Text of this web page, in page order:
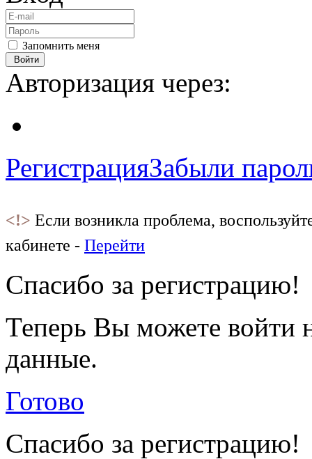
Запомнить меня
Войти
Авторизация через:
РегистрацияЗабыли
<!> Если возникла проблема,
кабинете - Перейти
Спасибо за регистрацию!
Теперь Вы можете войти
данные.
Готово
Спасибо за регистрацию!